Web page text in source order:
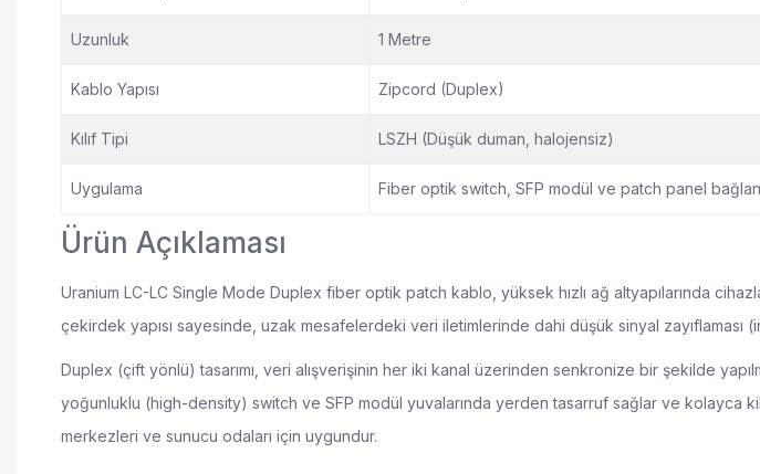
Uzunluk 1 Metre
Kablo Yapısı Zipcord (Duplex)
Kılıf Tipi LSZH (Düşük duman, halojensiz)
Uygulama Fiber optik switch, SFP modül ve patch panel
Ürün Açıklaması
Uranium LC-LC Single Mode Duplex fiber optik patch kablo, yüksek hızlı ağ altyapılarında
çekirdek yapısı sayesinde, uzak mesafelerdeki veri iletimlerinde dahi düşük sinyal
Duplex (çift yönlü) tasarımı, veri alışverişinin her iki kanal üzerinden senkronize bir şekilde
yoğunluklu (high-density) switch ve SFP modül yuvalarında yerden tasarruf sağlar ve kolayca
merkezleri ve sunucu odaları için uygundur.